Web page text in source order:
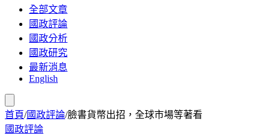
全部文章
國政評論
國政分析
國政研究
最新消息
English
首頁/國政評論/臉書貨幣出招，全球市場等著看
國政評論